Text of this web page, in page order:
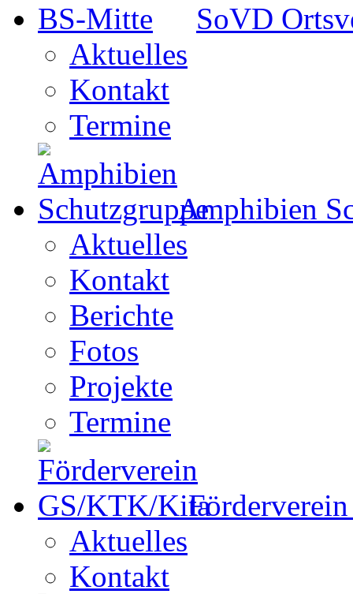
SoVD
Aktuelles
Kontakt
Termine
Amphibien
Aktuelles
Kontakt
Berichte
Fotos
Projekte
Termine
Aktuelles
Kontakt